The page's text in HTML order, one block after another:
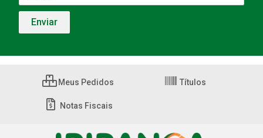
Meus Pedidos Títulos
Notas Fiscais